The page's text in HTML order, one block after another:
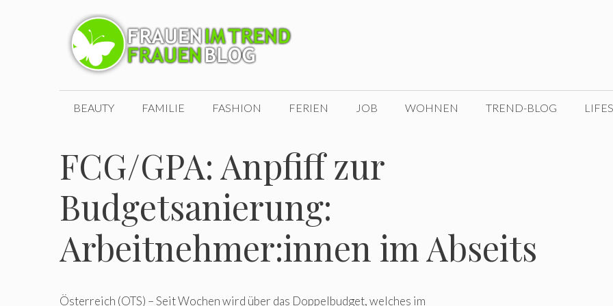
BEAUTY FAMILIE FASHION FERIEN JOB WOHNEN TREND-BLOG
FCG/GPA: Anpfiff zur
Budgetsanierung:
Arbeitnehmer:innen im Abseits
Österreich (OTS) – Seit Wochen wird über das Doppelbudget, welches im